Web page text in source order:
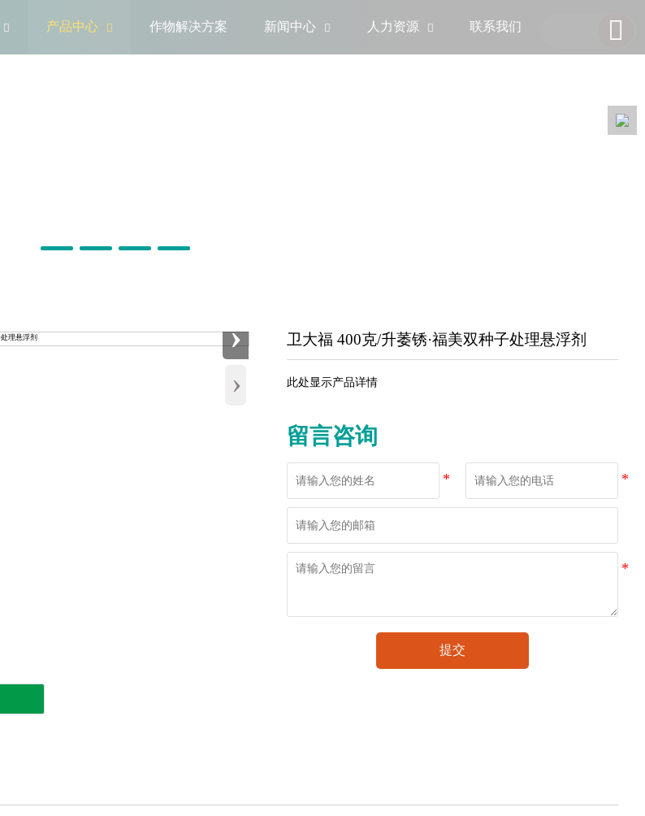
 产品中心  作物解决方案 新闻中心  人力资源  联系我们 
›
›
卫大福 400克/升萎锈·福美双种子处理悬浮剂
此处显示产品详情
留言咨询
提交